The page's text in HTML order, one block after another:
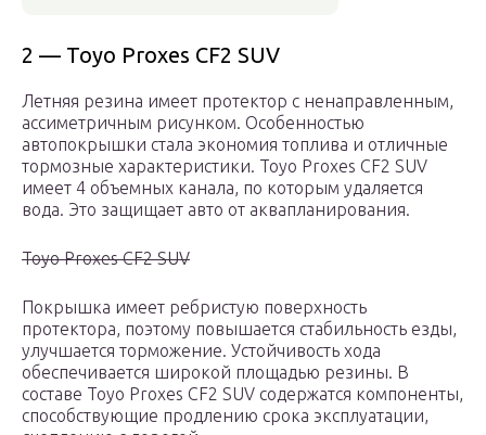
2 — Toyo Proxes CF2 SUV
Летняя резина имеет протектор с ненаправленным,
ассиметричным рисунком. Особенностью
автопокрышки стала экономия топлива и отличные
тормозные характеристики. Toyo Proxes CF2 SUV
имеет 4 объемных канала, по которым удаляется
вода. Это защищает авто от аквапланирования.
Toyo Proxes CF2 SUV
Покрышка имеет ребристую поверхность
протектора, поэтому повышается стабильность езды,
улучшается торможение. Устойчивость хода
обеспечивается широкой площадью резины. В
составе Toyo Proxes CF2 SUV содержатся компоненты,
способствующие продлению срока эксплуатации,